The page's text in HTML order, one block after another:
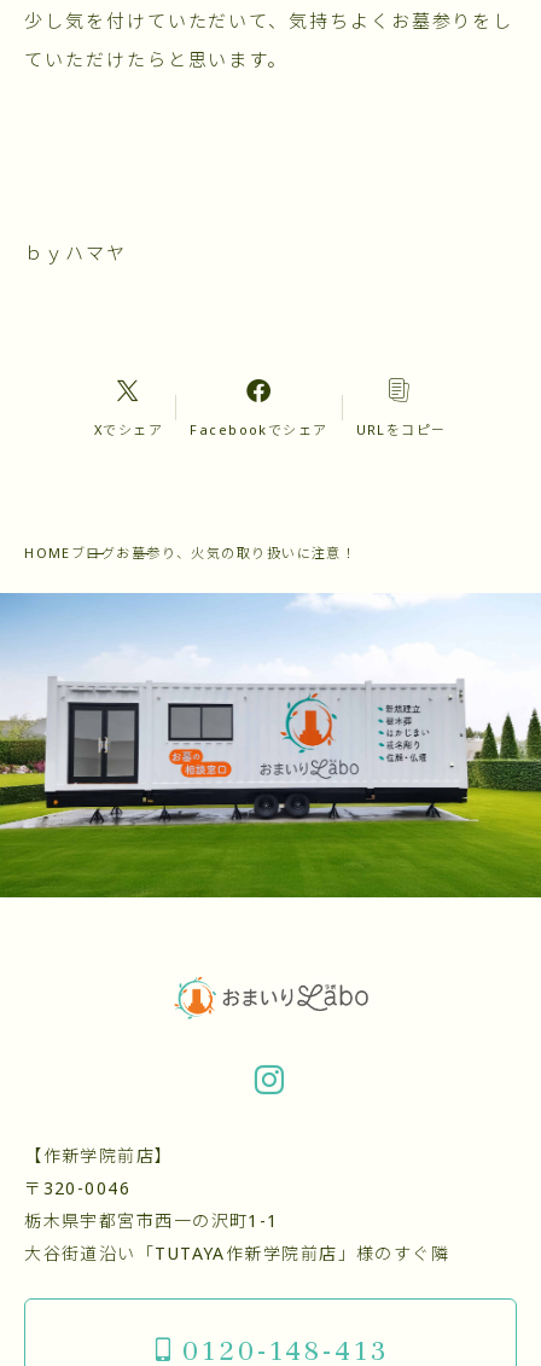
少し気を付けていただいて、気持ちよくお墓参りをし
ていただけたらと思います。
ｂｙハマヤ
Xでシェア Facebookでシェア URLをコピー
HOME ブログお墓参り、火気の取り扱いに注意！
【作新学院前店】
〒320-0046
栃木県宇都宮市西一の沢町1-1
大谷街道沿い「TUTAYA作新学院前店」様のすぐ隣
0120-148-413